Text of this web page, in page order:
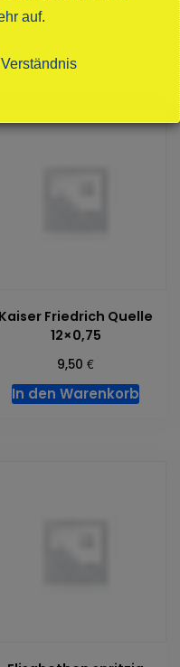
Kaiser Friedrich Quelle
12×0,75
9,50€
In den Warenkorb
auf.
15Sekunden